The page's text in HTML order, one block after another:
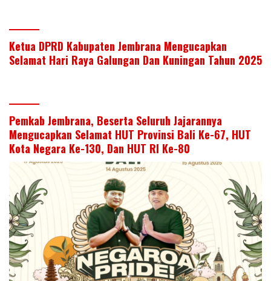
Ketua DPRD Kabupaten Jembrana Mengucapkan
Selamat Hari Raya Galungan Dan Kuningan Tahun 2025
Pemkab Jembrana, Beserta Seluruh Jajarannya
Mengucapkan Selamat HUT Provinsi Bali Ke-67, HUT
Kota Negara Ke-130, Dan HUT RI Ke-80